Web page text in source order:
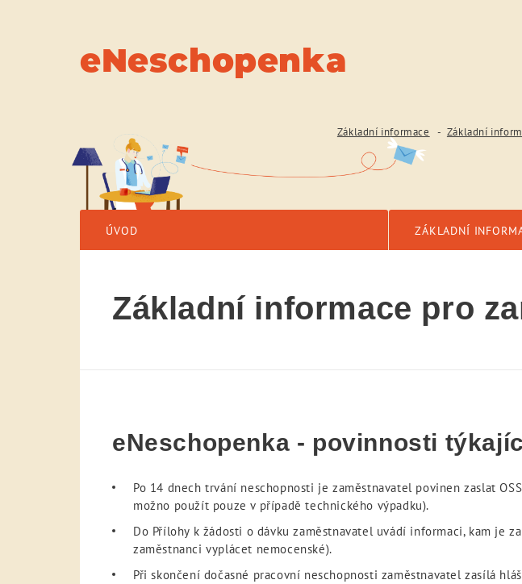
eNeschopenka
Základní informace Základní
ÚVOD ZÁKLADNÍ
Základní informace pro
eNeschopenka - povinnosti
Po 14 dnech trvání neschopnosti je zaměstnavatel povinen zaslat
možno použít pouze v případě technického výpadku).
Do Přílohy k žádosti o dávku zaměstnavatel uvádí informaci, kam je
zaměstnanci vyplácet nemocenské).
Při skončení dočasné pracovní neschopnosti zaměstnavatel zasílá